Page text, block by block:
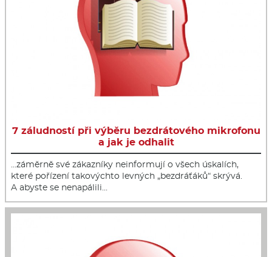
7 záludností při výběru bezdrátového mikrofonu
a jak je odhalit
…záměrně své zákazníky neinformují o všech úskalích,
které pořízení takovýchto levných „bezdráťáků“ skrývá.
A abyste se nenapálili…